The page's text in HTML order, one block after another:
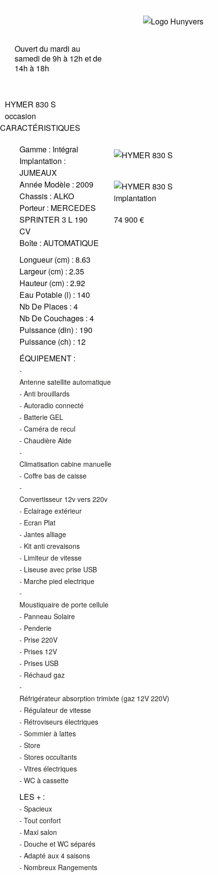
Ouvert du mardi au
samedi de 9h à 12h et de
14h à 18h
HYMER 830 S
occasion
CARACTÉRISTIQUES
Gamme : Intégral
Implantation :
JUMEAUX
Année Modèle : 2009
Chassis : ALKO
Porteur : MERCEDES
SPRINTER 3 L 190
CV
Boîte : AUTOMATIQUE
Longueur (cm) : 8.63
Largeur (cm) : 2.35
Hauteur (cm) : 2.92
Eau Potable (l) : 140
Nb De Places : 4
Nb De Couchages : 4
Puissance (din) : 190
Puissance (ch) : 12
ÉQUIPEMENT :
-
Antenne satellite automatique
- Anti brouillards
- Autoradio connecté
- Batterie GEL
- Caméra de recul
- Chaudière Alde
-
Climatisation cabine manuelle
- Coffre bas de caisse
-
Convertisseur 12v vers 220v
- Eclairage extérieur
- Ecran Plat
- Jantes alliage
- Kit anti crevaisons
- Limiteur de vitesse
- Liseuse avec prise USB
- Marche pied electrique
-
Moustiquaire de porte cellule
- Panneau Solaire
- Penderie
- Prise 220V
- Prises 12V
- Prises USB
- Réchaud gaz
-
Réfrigérateur absorption trimixte (gaz 12V 220V)
- Régulateur de vitesse
- Rétroviseurs électriques
- Sommier à lattes
- Store
- Stores occultants
- Vitres électriques
- WC à cassette
LES + :
- Spacieux
- Tout confort
- Maxi salon
- Douche et WC séparés
- Adapté aux 4 saisons
- Nombreux Rangements
74 900 €